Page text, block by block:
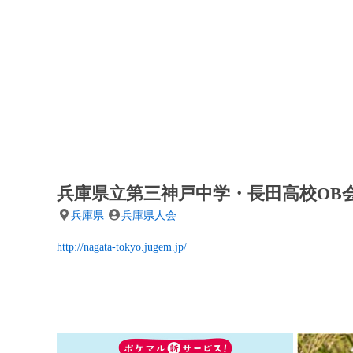
兵庫県立第三神戸中学・長田高校OB
兵庫県 兵庫県人会
http://nagata-tokyo.jugem.jp/